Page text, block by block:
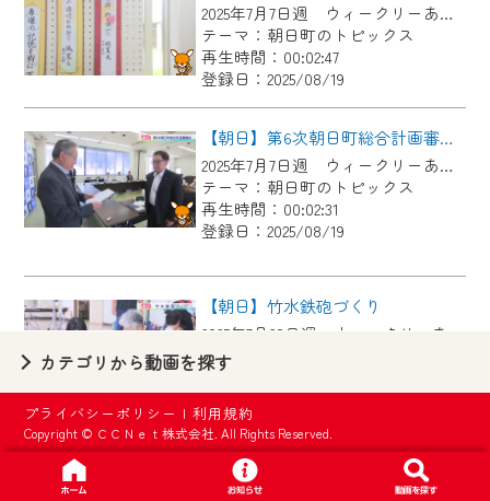
2025年7月7日週 ウィークリーあさひにて放送
テーマ：朝日町のトピックス
再生時間：00:02:47
登録日：2025/08/19
【朝日】第6次朝日町総合計画審議会
2025年7月7日週 ウィークリーあさひにて放送
テーマ：朝日町のトピックス
再生時間：00:02:31
登録日：2025/08/19
【朝日】竹水鉄砲づくり
テーマ：朝日町のトピックス
再生時間：00:03:14
登録日：2025/08/19
【朝日】柿睦会×柿子ども育成会 スカットボール
カテゴリから動画を探す
プライバシーポリシー |利用規約
Copyright © ＣＣＮｅｔ株式会社. All Rights Reserved.
【ご注意】
2024年9月24日からはご加入者様へのサー
ビス向上のため、
『CCNet Web TV』を利用いただくには、
一部コンテンツを除き、
CCNetサービスへの加入と『CCNetマイ
ページ※』へのログインが必要となりま
す。
いたします。
要となります。
※MyIDとは、CCNet Web TVを含むCCNetの
各種サービスをご利用頂くためのIDです。
IDはお客様が使っているメールアドレス
で設定できます。